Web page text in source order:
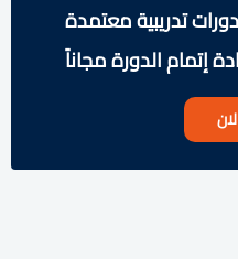
تدريبية معتمدة
إتمام الدورة مجاناً